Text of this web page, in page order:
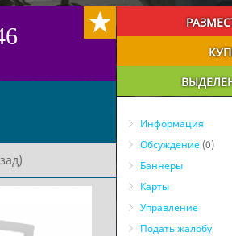
Информация
Обсуждение(0)
Баннеры
Карты
Управление
Подать жалобу